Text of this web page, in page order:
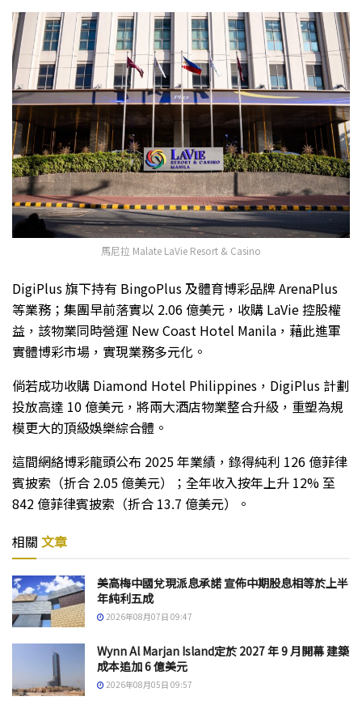
馬尼拉 Malate LaVie Resort & Casino
DigiPlus 旗下持有 BingoPlus 及體育博彩品牌 ArenaPlus
等業務；集團早前落實以 2.06 億美元，收購 LaVie 控股權
益，該物業同時營運 New Coast Hotel Manila，藉此進軍
實體博彩市場，實現業務多元化。
倘若成功收購 Diamond Hotel Philippines，DigiPlus 計劃
投放高達 10 億美元，將兩大酒店物業整合升級，重塑為規
模更大的頂級娛樂綜合體。
這間網絡博彩龍頭公布 2025 年業績，錄得純利 126 億菲律
賓披索（折合 2.05 億美元）；全年收入按年上升 12% 至
842 億菲律賓披索（折合 13.7 億美元）。
相關 文章
美高梅中國兌現派息承諾 宣佈中期股息相等於上半
年純利五成
2026年08月07日 09:47
Wynn Al Marjan Island定於 2027 年 9 月開幕 建築
成本追加 6 億美元
2026年08月05日 09:57